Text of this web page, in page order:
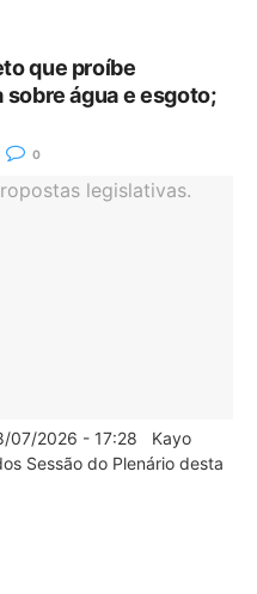
que proíbe
água e esgoto;
0
07/2026 - 17:28 Kayo
Sessão do Plenário desta